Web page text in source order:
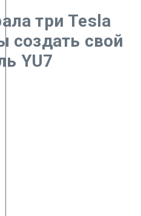
три Tesla
создать свой
YU7